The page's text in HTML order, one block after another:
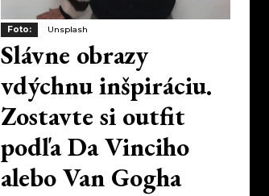
Foto: Unsplash
Slávne obrazy
vdýchnu inšpiráciu.
Zostavte si outfit
podľa Da Vinciho
alebo Van Gogha